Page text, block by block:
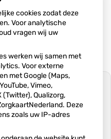
gegeven
cookies zodat deze
Voor analytische
vragen wij uw
werken wij samen met
Voor externe
met Google (Maps,
Vimeo,
(Twitter), Qualizorg,
Deze
zoals uw IP-adres